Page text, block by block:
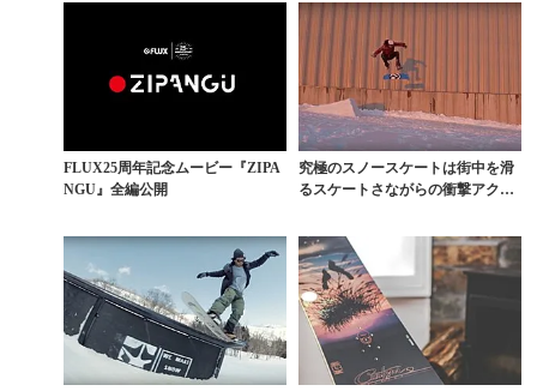
FLUX25周年記念ムービー『ZIPA
NGU』全編公開
究極のスノースケートは街中を滑
るスケートさながらの衝撃アクシ